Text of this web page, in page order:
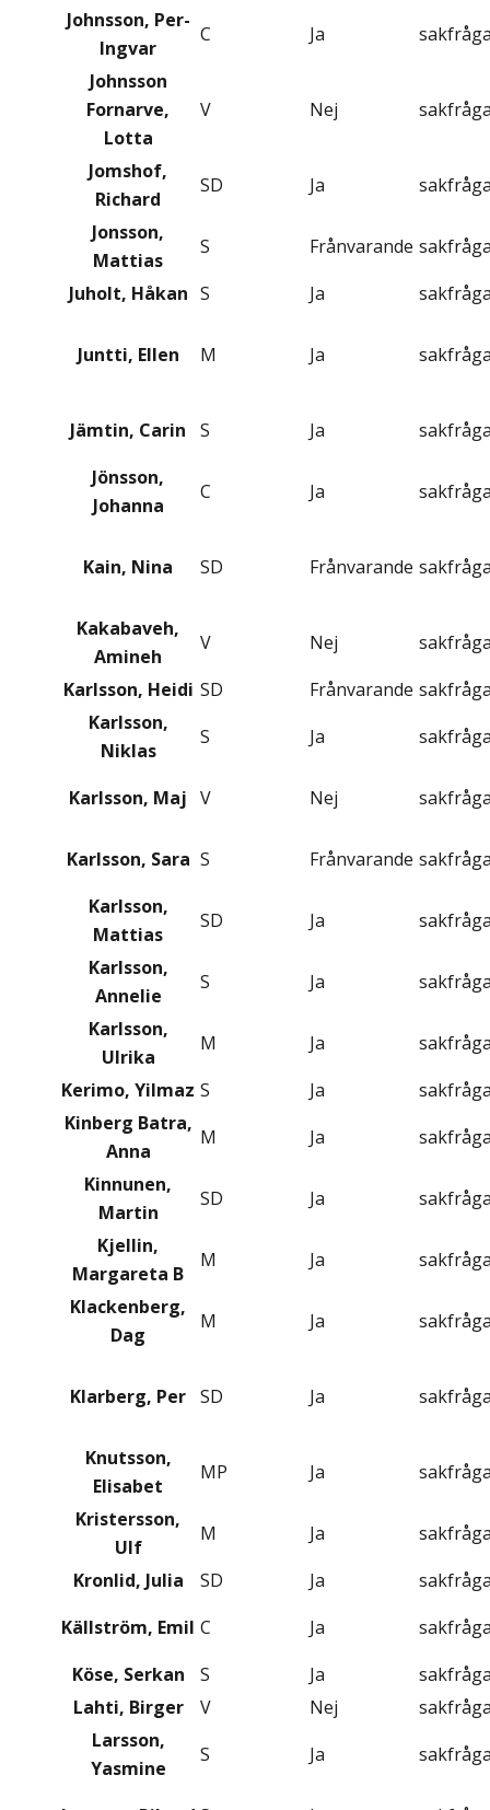
Johnsson, Per-
Ingvar
C Ja
Johnsson
Fornarve,
Lotta
V Nej
Jomshof,
Richard
SD Ja
Jonsson,
Mattias
S Frånvarande
Juholt, Håkan S Ja
Juntti, Ellen M Ja
Jämtin, Carin S Ja
Jönsson,
Johanna
C Ja
Kain, Nina SD Frånvarande
Kakabaveh,
Amineh
V Nej
Karlsson, Heidi SD Frånvarande
Karlsson,
Niklas
S Ja
Karlsson, Maj V Nej
Karlsson, Sara S Frånvarande
Karlsson,
Mattias
SD Ja
Karlsson,
Annelie
S Ja
Karlsson,
Ulrika
M Ja
Kerimo, Yilmaz S Ja
Kinberg Batra,
Anna
M Ja
Kinnunen,
Martin
SD Ja
Kjellin,
Margareta B
M Ja
Klackenberg,
Dag
M Ja
Klarberg, Per SD Ja
Knutsson,
Elisabet
MP Ja
Kristersson,
Ulf
M Ja
Kronlid, Julia
SD Ja
Källström, Emil C Ja
Köse, Serkan
S Ja
Lahti, Birger
V Nej
Larsson,
Yasmine
S Ja